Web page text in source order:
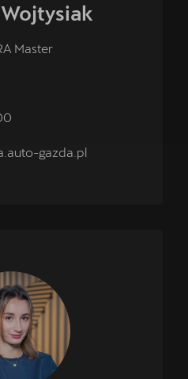
Wojtysiak
Master
gazda.pl